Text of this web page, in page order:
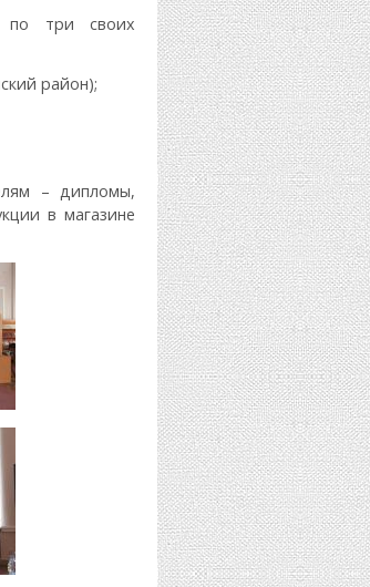
по три своих
район);
– дипломы,
в магазине